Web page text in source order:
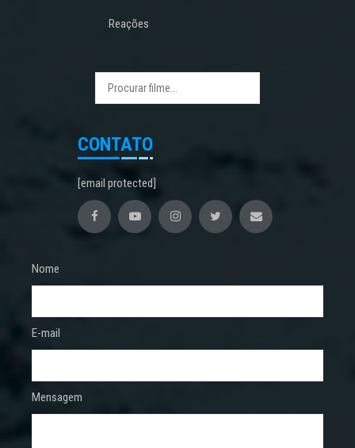
Reações
CONTATO
[email protected]
Nome
E-mail
Mensagem